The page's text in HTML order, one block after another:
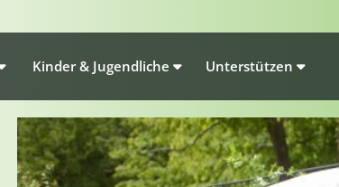
Kinder & Jugendliche Unterstützen